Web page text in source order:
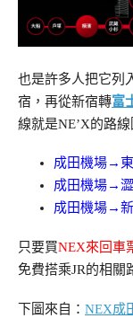
也是許多人把它列
宿，再從新宿轉富
線就是NE’X的路線
成田機場→
成田機場→
成田機場→
只要買NEX來回車
免費搭乘JR的相關
下圖來自： NEX成